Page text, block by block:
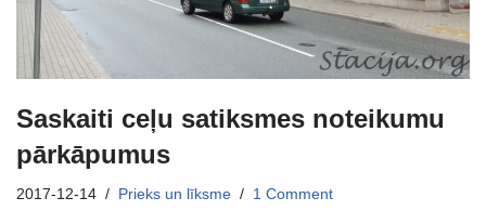
Saskaiti ceļu satiksmes noteikumu
pārkāpumus
2017-12-14 Prieks un līksme 1 Comment